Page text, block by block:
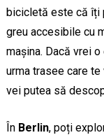
bicicletă este că îți
greu accesibile cu
mașina. Dacă vrei
urma trasee care
vei putea să
În Berlin, poți